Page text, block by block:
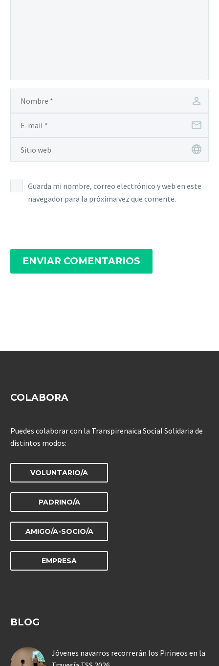
Guarda mi nombre, correo electrónico y web en este
navegador para la próxima vez que comente.
ENVIAR COMENTARIOS
COLABORA
Puedes colaborar con la Transpirenaica Social Solidaria de
distintos modos:
VOLUNTARIO/A
PADRINO/A
AMIGO/A-SOCIO/A
EMPRESA
BLOG
Jóvenes navarros recorrerán los Pirineos en la